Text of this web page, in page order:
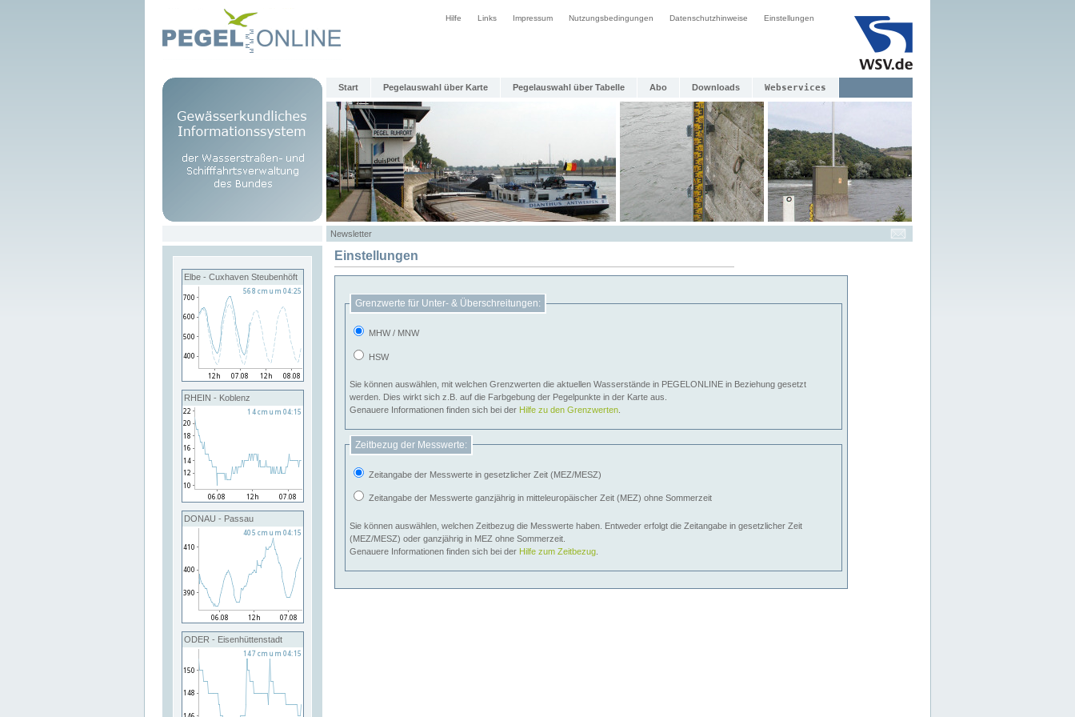
Hilfe Links Impressum Nutzungsbedingungen Datenschutzhinweise Einstellungen
Start Pegelauswahl über Karte Pegelauswahl über Tabelle Abo Downloads Webservices
Newsletter
Elbe - Cuxhaven Steubenhöft
RHEIN - Koblenz
DONAU - Passau
ODER - Eisenhüttenstadt
Einstellungen
Grenzwerte für Unter- & Überschreitungen:
MHW / MNW
HSW
Sie können auswählen, mit welchen Grenzwerten die aktuellen Wasserstände in PEGELONLINE in Beziehung gesetzt
werden. Dies wirkt sich z.B. auf die Farbgebung der Pegelpunkte in der Karte aus.
Genauere Informationen finden sich bei der Hilfe zu den Grenzwerten
Zeitbezug der Messwerte:
Zeitangabe der Messwerte in gesetzlicher Zeit (MEZ/MESZ)
Zeitangabe der Messwerte ganzjährig in mitteleuropäischer Zeit (MEZ) ohne Sommerzeit
Sie können auswählen, welchen Zeitbezug die Messwerte haben. Entweder erfolgt die Zeitangabe in gesetzlicher Zeit
(MEZ/MESZ) oder ganzjährig in MEZ ohne Sommerzeit.
Genauere Informationen finden sich bei der Hilfe zum Zeitbezug